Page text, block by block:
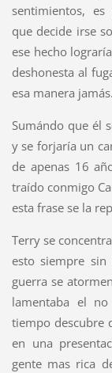
sentimientos,
que decide irse
ese hecho
deshonesta al
esa manera jamás.
Sumándo que él
y se forjaría un
de apenas 16
traído conmigo
esta frase se la
Terry se
esto siempre
guerra se
lamentaba el
tiempo descubre
en una
gente mas rica